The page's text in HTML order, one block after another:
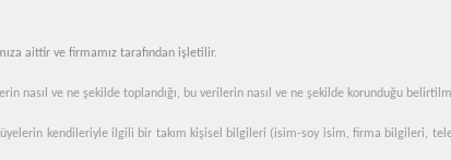
aittir ve firmamız tarafından işletilir.
nasıl ve ne şekilde toplandığı, bu verilerin nasıl ve ne şekilde korunduğu
kendileriyle ilgili bir takım kişisel bilgileri (isim-soy isim, firma bilgileri,